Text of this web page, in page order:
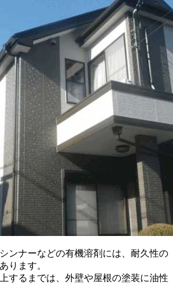
ンナーなどの有機溶剤には、耐久性の
ります。
するまでは、外壁や屋根の塗装に油性